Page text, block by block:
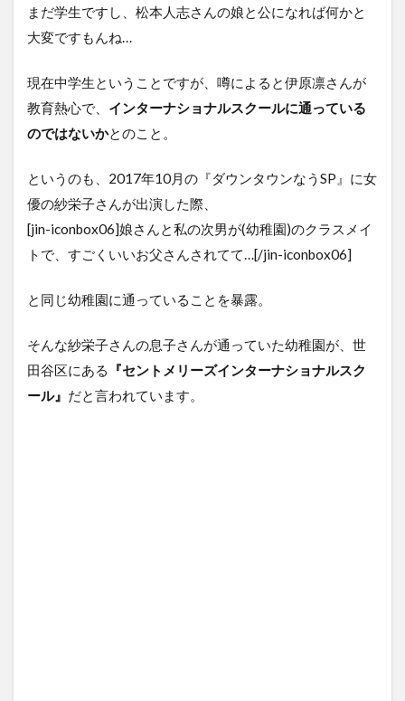
まだ学生ですし、松本人志さんの娘と公になれば何かと
大変ですもんね…
現在中学生ということですが、噂によると伊原凛さんが
教育熱心で、 インターナショナルスクールに通っている
のではないかとのこと。
というのも、2017年10月の『ダウンタウンなうSP』に女
優の紗栄子さんが出演した際、
[jin-iconbox06]娘さんと私の次男が(幼稚園)のクラスメイ
トで、すごくいいお父さんされてて…[/jin-iconbox06]
と同じ幼稚園に通っていることを暴露。
そんな紗栄子さんの息子さんが通っていた幼稚園が、世
田谷区にある
『セントメリーズインターナショナルスク
ール』 だと言われています。